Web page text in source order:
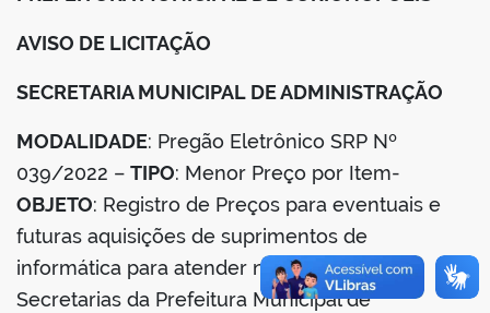
AVISO DE LICITAÇÃO
SECRETARIA MUNICIPAL DE ADMINISTRAÇÃO
MODALIDADE: Pregão Eletrônico SRP Nº
039/2022 – TIPO: Menor Preço por Item-
OBJETO: Registro de Preços para eventuais e
futuras aquisições de suprimentos de
informática para atender necessidades das
Secretarias da Prefeitura Municipal de